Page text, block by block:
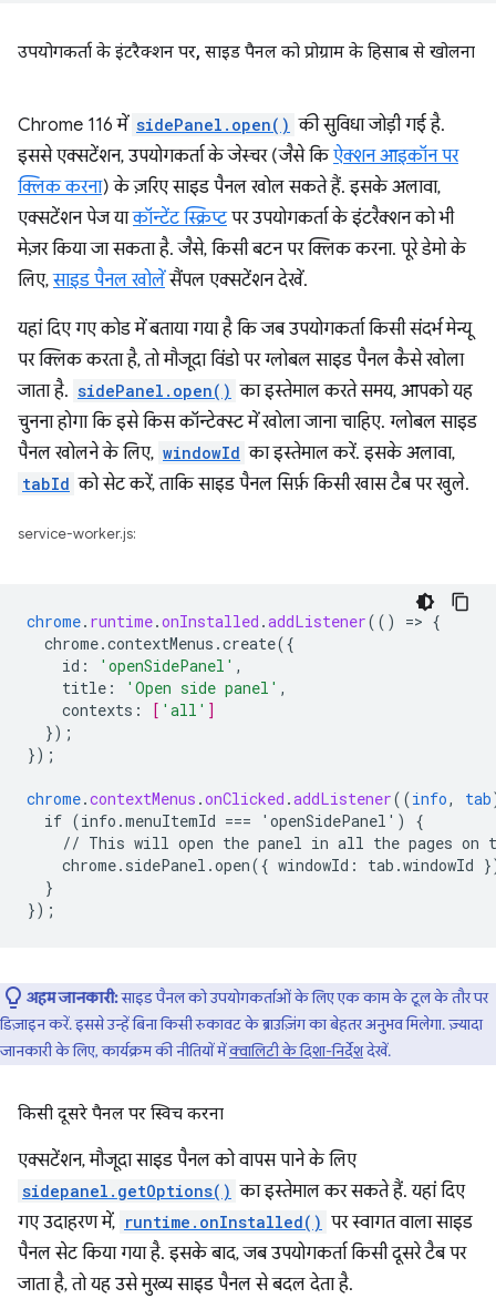
उपयोगकर्ता के इंटरैक्शन पर, साइड पैनल को प्रोग्राम के हिसाब से खोलना
Chrome 116 में sidePanel.open() की सुविधा जोड़ी गई है.
इससे एक्सटेंशन, उपयोगकर्ता के जेस्चर (जैसे किऐक्शन आइकॉन पर
क्लिक करना) के ज़रिए साइड पैनल खोल सकते हैं. इसके अलावा,
एक्सटेंशन पेज याकॉन्टेंट स्क्रिप्टपर उपयोगकर्ता के इंटरैक्शन को भी
मेज़र किया जा सकता है. जैसे, किसी बटन पर क्लिक करना. पूरे डेमो के
लिए,साइड पैनल खोलेंसैंपल एक्सटेंशन देखें.
यहां दिए गए कोड में बताया गया है कि जब उपयोगकर्ता किसी संदर्भ मेन्यू
पर क्लिक करता है, तो मौजूदा विंडो पर ग्लोबल साइड पैनल कैसे खोला
जाता है. sidePanel.open() का इस्तेमाल करते समय, आपको यह
चुनना होगा कि इसे किस कॉन्टेक्स्ट में खोला जाना चाहिए. ग्लोबल साइड
पैनल खोलने के लिए, windowId का इस्तेमाल करें. इसके अलावा,
tabId को सेट करें, ताकि साइड पैनल सिर्फ़ किसी खास टैब पर खुले.
service-worker.js:
chrome. runtime.onInstalled .addListener(() => {
chrome.contextMenus.create({
id : 'openSidePanel' ,
title : 'Open side panel' ,
contexts : [ 'all' ]
});
});
chrome.contextMenus .onClicked .addListener((info, tab
if (info.menuItemId === 'openSidePanel')
{
// This will open the panel in all the pages on
chrome.sidePanel.open({ windowId : tab .windowId }
}
});
अहम जानकारी:साइड पैनल को उपयोगकर्ताओं के लिए एक काम के टूल के तौर पर
डिज़ाइन करें. इससे उन्हें बिना किसी रुकावट के ब्राउज़िंग का बेहतर अनुभव मिलेगा. ज़्यादा
जानकारी के लिए, कार्यक्रम की नीतियों मेंक्वालिटी के दिशा-निर्देशदेखें.
किसी दूसरे पैनल पर स्विच करना
एक्सटेंशन, मौजूदा साइड पैनल को वापस पाने के लिए
sidepanel.getOptions() का इस्तेमाल कर सकते हैं. यहां दिए
गए उदाहरण में, runtime.onInstalled() पर स्वागत वाला साइड
पैनल सेट किया गया है. इसके बाद, जब उपयोगकर्ता किसी दूसरे टैब पर
जाता है, तो यह उसे मुख्य साइड पैनल से बदल देता है.